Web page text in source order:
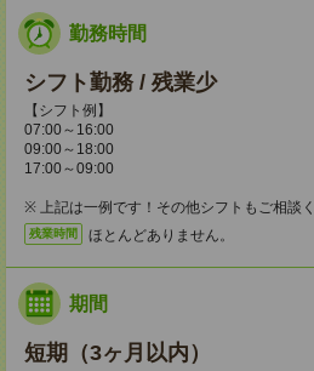
勤務時間
シフト勤務 / 残業少
【シフト例】
07:00～16:00
09:00～18:00
17:00～09:00
※ 上記は一例です！その他シフトもご相談
残業時間 ほとんどありません。
期間
短期（3ヶ月以内）